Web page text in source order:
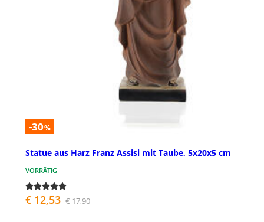
-30%
Statue aus Harz Franz Assisi mit Taube, 5x20x5 cm
VORRÄTIG
€ 12,53 € 17,90